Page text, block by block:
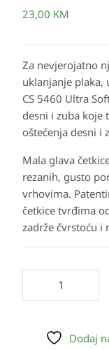
23,00 KM
Za nevjerojatno
uklanjanje plaka,
CS 5460 Ultra
desni i zuba koje
oštećenja desni i
Mala glava
rezanih, gusto
vrhovima.
četkice tvrđima
zadrže čvrstoću i
Dodaj